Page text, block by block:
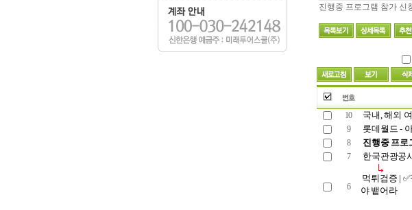
진행중 프로그램 참가 신
10 국내, 해외
9
롯데월드 -
8
진행중 프로
7
한국관광공
6
먹튀검증 |
야 뱉어라